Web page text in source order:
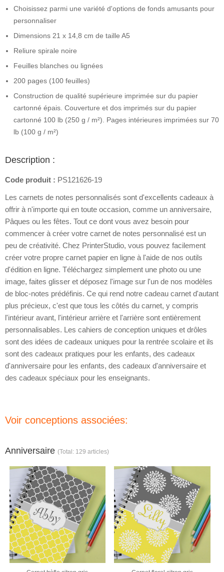
Choisissez parmi une variété d'options de fonds amusants pour
personnaliser
Dimensions 21 x 14,8 cm de taille A5
Reliure spirale noire
Feuilles blanches ou lignées
200 pages (100 feuilles)
Construction de qualité supérieure imprimée sur du papier
cartonné épais. Couverture et dos imprimés sur du papier
cartonné 100 lb (250 g / m²). Pages intérieures imprimées sur 70
lb (100 g / m²)
Description :
Code produit : PS121626-19
Les carnets de notes personnalisés sont d'excellents cadeaux à
offrir à n'importe qui en toute occasion, comme un anniversaire,
Pâques ou les fêtes. Tout ce dont vous avez besoin pour
commencer à créer votre carnet de notes personnalisé est un
peu de créativité. Chez PrinterStudio, vous pouvez facilement
créer votre propre carnet papier en ligne à l'aide de nos outils
d'édition en ligne. Téléchargez simplement une photo ou une
image, faites glisser et déposez l'image sur l'un de nos modèles
de bloc-notes prédéfinis. Ce qui rend notre cadeau carnet d'autant
plus précieux, c'est que tous les côtés du carnet, y compris
l'intérieur avant, l'intérieur arrière et l'arrière sont entièrement
personnalisables. Les cahiers de conception uniques et drôles
sont des idées de cadeaux uniques pour la rentrée scolaire et ils
sont des cadeaux pratiques pour les enfants, des cadeaux
d'anniversaire pour les enfants, des cadeaux d'anniversaire et
des cadeaux spéciaux pour les enseignants.
Voir conceptions associées:
Anniversaire (Total: 129 articles)